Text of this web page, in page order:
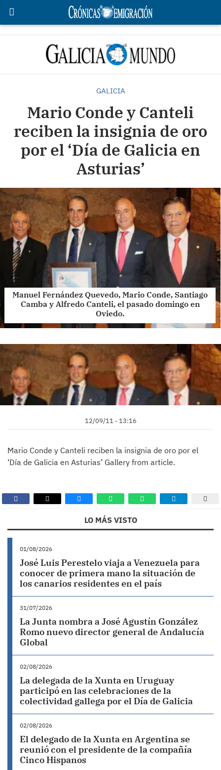
GALICIA
Mario Conde y Canteli
reciben la insignia de oro
por el ‘Día de Galicia en
Asturias’
Manuel Fernández Quevedo, Mario Conde, Santiago
Camba y Alfredo Canteli, el pasado domingo en
Oviedo.
12/09/11 - 13:16
Mario Conde y Canteli reciben la insignia de oro por el
‘Día de Galicia en Asturias’ Gallery from article.
LO MÁS VISTO
01/08/2026
José Luis Perestelo viaja a Venezuela para
conocer de primera mano la situación de
los canarios residentes en el país
31/07/2026
La Junta nombra a José Agustín González
Romo nuevo director general de Andalucía
Global
02/08/2026
La delegada de la Xunta en Uruguay
participó en las celebraciones de la
colectividad gallega por el Día de Galicia
02/08/2026
El delegado de la Xunta en Argentina se
reunió con el presidente de la compañía
Cinco Hispanos